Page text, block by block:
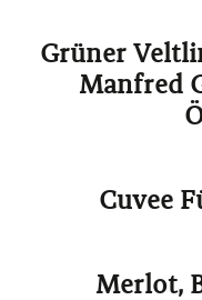
Grüner
Manfred
Cuvee
Merlot,